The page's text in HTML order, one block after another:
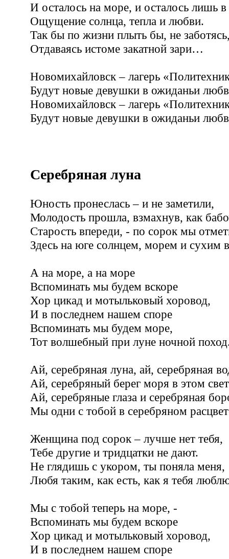
И осталось на море, и осталось лишь в
Ощущение солнца, тепла и любви.
Так бы по жизни плыть бы, не
Отдаваясь истоме закатной зари…
Новомихайловск – лагерь
Будут новые девушки в ожиданьи
Новомихайловск – лагерь
Будут новые девушки в ожиданьи
Серебряная луна
Юность пронеслась – и не заметили,
Молодость прошла, взмахнув, как
Старость впереди, - по сорок мы
Здесь на юге солнцем, морем и сухим
А на море, а на море
Вспоминать мы будем вскоре
Хор цикад и мотыльковый хоровод,
И в последнем нашем споре
Вспоминать мы будем море,
Тот волшебный при луне ночной
Ай, серебряная луна, ай, серебряная
Ай, серебряный берег моря в этом
Ай, серебряные глаза и серебряная
Мы одни с тобой в серебряном
Женщина под сорок – лучше нет тебя,
Тебе другие и тридцатки не дают.
Не глядишь с укором, ты поняла меня,
Любя таким, как есть, как я тебя
Мы с тобой теперь на море, -
Вспоминать мы будем вскоре
Хор цикад и мотыльковый хоровод,
И в последнем нашем споре